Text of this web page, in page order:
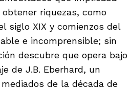
riquezas, como
siglo XIX y comienzos del
e incomprensible; sin
descubre que opera bajo
de J.B. Eberhard, un
de la década de